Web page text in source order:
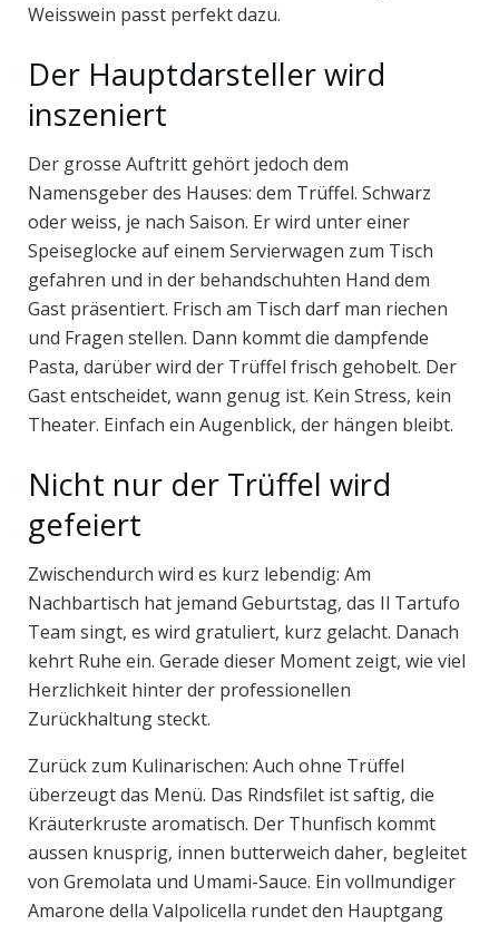
Weisswein passt perfekt dazu.
Der Hauptdarsteller wird
inszeniert
Der grosse Auftritt gehört jedoch dem
Namensgeber des Hauses: dem Trüffel. Schwarz
oder weiss, je nach Saison. Er wird unter einer
Speiseglocke auf einem Servierwagen zum Tisch
gefahren und in der behandschuhten Hand dem
Gast präsentiert. Frisch am Tisch darf man riechen
und Fragen stellen. Dann kommt die dampfende
Pasta, darüber wird der Trüffel frisch gehobelt. Der
Gast entscheidet, wann genug ist. Kein Stress, kein
Theater. Einfach ein Augenblick, der hängen bleibt.
Nicht nur der Trüffel wird
gefeiert
Zwischendurch wird es kurz lebendig: Am
Nachbartisch hat jemand Geburtstag, das Il Tartufo
Team singt, es wird gratuliert, kurz gelacht. Danach
kehrt Ruhe ein. Gerade dieser Moment zeigt, wie viel
Herzlichkeit hinter der professionellen
Zurückhaltung steckt.
Zurück zum Kulinarischen: Auch ohne Trüffel
überzeugt das Menü. Das Rindsfilet ist saftig, die
Kräuterkruste aromatisch. Der Thunfisch kommt
aussen knusprig, innen butterweich daher, begleitet
von Gremolata und Umami-Sauce. Ein vollmundiger
Amarone della Valpolicella rundet den Hauptgang